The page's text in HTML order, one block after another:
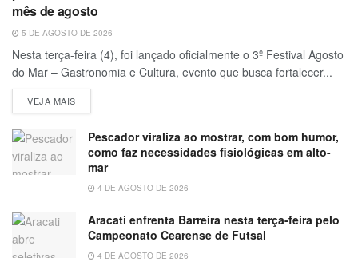
mês de agosto
5 DE AGOSTO DE 2026
Nesta terça-feira (4), foi lançado oficialmente o 3º Festival Agosto
do Mar – Gastronomia e Cultura, evento que busca fortalecer...
VEJA MAIS
Pescador viraliza ao mostrar, com bom humor,
como faz necessidades fisiológicas em alto-
mar
4 DE AGOSTO DE 2026
Aracati enfrenta Barreira nesta terça-feira pelo
Campeonato Cearense de Futsal
4 DE AGOSTO DE 2026